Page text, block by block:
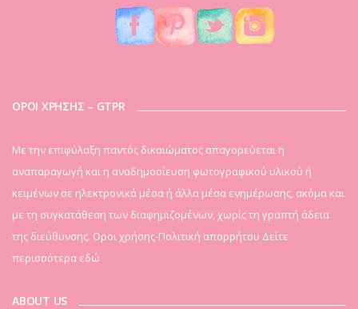
ΟΡΟΙ ΧΡΗΣΗΣ – GTPR
Mε την επιφύλαξη παντός δικαιώματος απαγορεύεται η
αναπαραγωγή και η αναδημοσίευση φωτογραφικού υλικού ή
κειμένων σε ηλεκτρονικά μέσα ή άλλα μέσα ενημέρωσης, ακόμα και
με τη συγκατάθεση των διαφημιζομένων, χωρίς τη γραπτή άδεια
της διεύθυνσης. Οροι χρήσης-Πολιτική απορρήτου Δείτε
περισσότερα εδώ
ABOUT US